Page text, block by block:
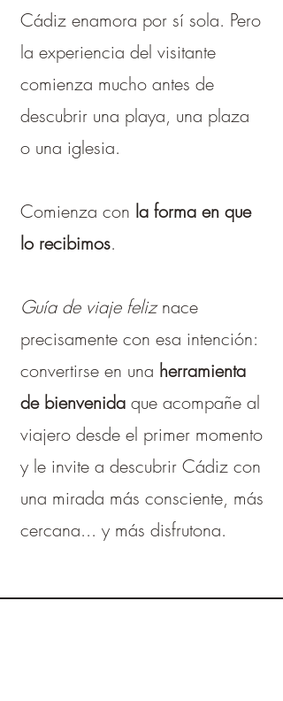
Cádiz enamora por sí sola. Pero
la experiencia del visitante
comienza mucho antes de
descubrir una playa, una plaza
o una iglesia.
Comienza con la forma en que
lo recibimos.
Guía de viaje feliznace
precisamente con esa intención:
convertirse en una herramienta
de bienvenida que acompañe al
viajero desde el primer momento
y le invite a descubrir Cádiz con
una mirada más consciente, más
cercana... y más disfrutona.